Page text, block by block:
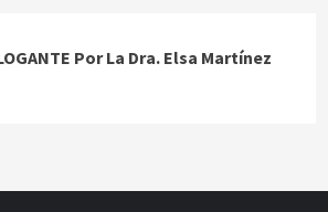
Por La Dra. Elsa Martínez